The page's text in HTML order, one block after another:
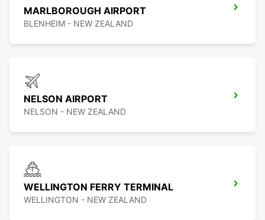
MARLBOROUGH AIRPORT
BLENHEIM - NEW ZEALAND
NELSON AIRPORT
NELSON - NEW ZEALAND
WELLINGTON FERRY TERMINAL
WELLINGTON - NEW ZEALAND